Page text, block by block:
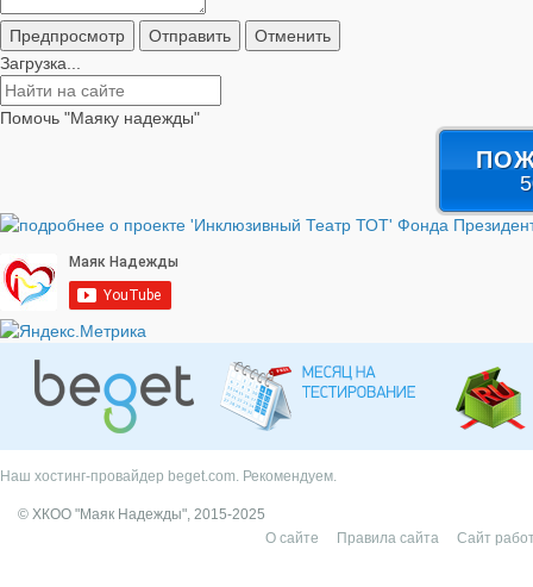
Загрузка...
Помочь "Маяку надежды"
Наш хостинг-провайдер beget.com. Рекомендуем.
© ХКОО "Маяк Надежды", 2015-2025
О сайте
Правила сайта Сайт